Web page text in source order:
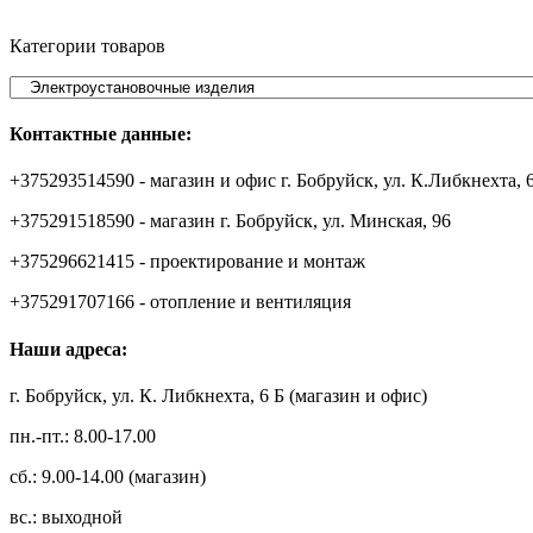
Категории товаров
Контактные данные:
+375293514590 - магазин и офис г. Бобруйск, ул. К.Либкнехта,
+375291518590 - магазин г. Бобруйск, ул. Минская, 96
+375296621415 - проектирование и монтаж
+375291707166 - отопление и вентиляция
Наши адреса:
г. Бобруйск, ул. К. Либкнехта, 6 Б (магазин и офис)
пн.-пт.: 8.00-17.00
сб.: 9.00-14.00 (магазин)
вс.: выходной